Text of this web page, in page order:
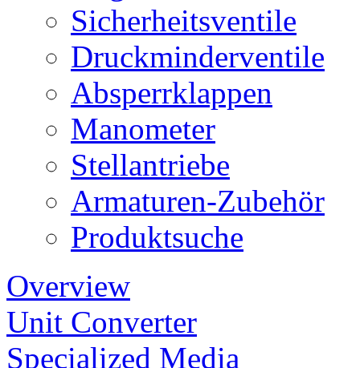
Sicherheitsventile
Druckminderventile
Absperrklappen
Manometer
Stellantriebe
Armaturen-Zubehör
Produktsuche
Overview
Unit Converter
Specialized Media